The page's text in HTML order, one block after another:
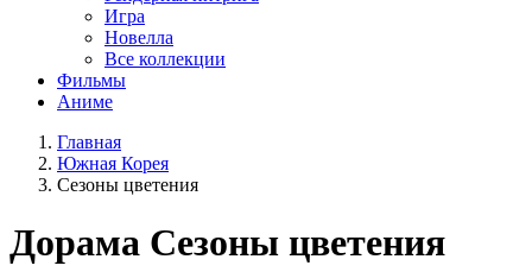
Игра
Новелла
Все коллекции
Фильмы
Аниме
Главная
Южная Корея
Сезоны цветения
Дорама Сезоны цветения